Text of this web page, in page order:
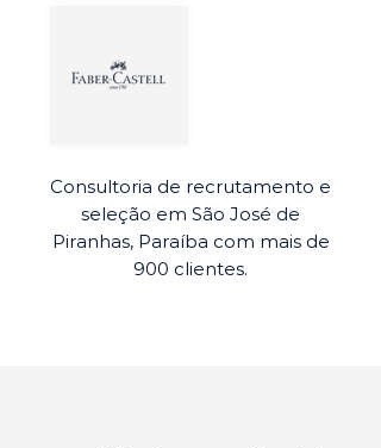
Consultoria de recrutamento e
seleção em São José de
Piranhas, Paraíba com mais de
900 clientes.